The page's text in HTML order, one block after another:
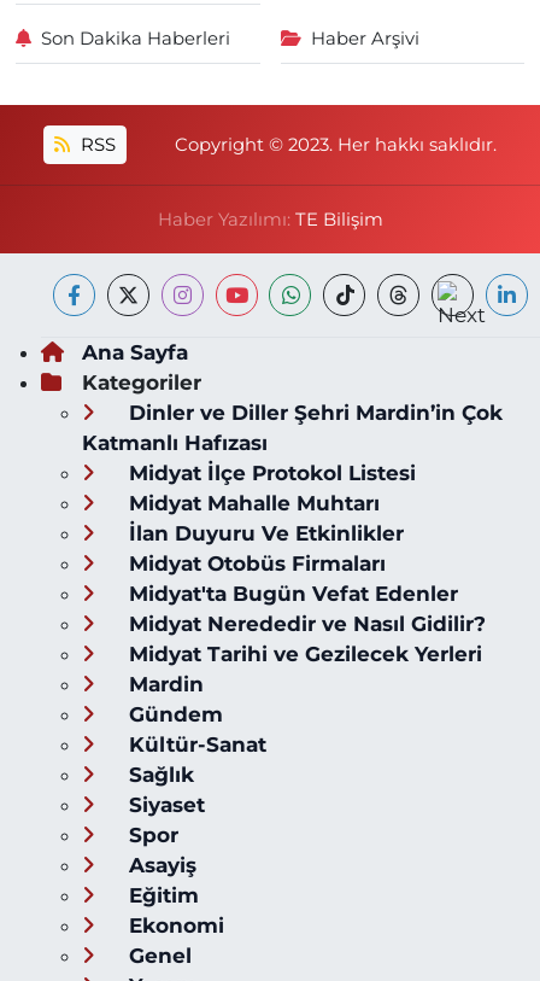
Son Dakika Haberleri Haber Arşivi
RSS Copyright © 2023. Her hakkı saklıdır.
Haber Yazılımı: TE Bilişim
Ana Sayfa
Kategoriler
Dinler ve Diller Şehri Mardin’in Çok
Katmanlı Hafızası
Midyat İlçe Protokol Listesi
Midyat Mahalle Muhtarı
İlan Duyuru Ve Etkinlikler
Midyat Otobüs Firmaları
Midyat'ta Bugün Vefat Edenler
Midyat Nerededir ve Nasıl Gidilir?
Midyat Tarihi ve Gezilecek Yerleri
Mardin
Gündem
Kültür-Sanat
Sağlık
Siyaset
Spor
Asayiş
Eğitim
Ekonomi
Genel